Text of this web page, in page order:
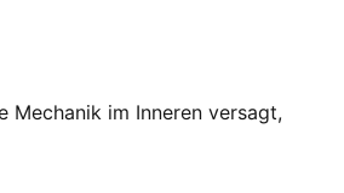
Mechanik im Inneren versagt,